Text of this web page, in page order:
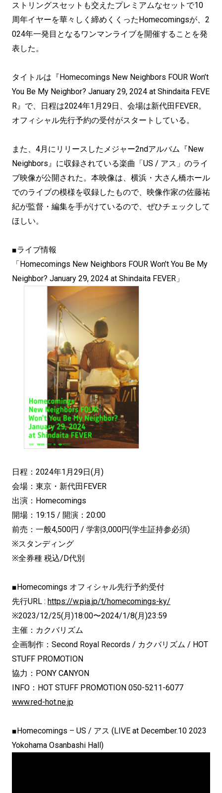
ストリングスセットも交えたプレミアムなセットで10
周年イヤーを華々しく締めくくったHomecomingsが、2
024年一発目となるワンマンライブを開催することを発
表した。
タイトルは『Homecomings New Neighbors FOUR Won’t
You Be My Neighbor? January 29, 2024 at Shindaita FEVE
R』で、日程は2024年1月29日、会場は新代田FEVER。
オフィシャル先行予約の受付がスタートしている。
また、4月にリリースしたメジャー2ndアルバム『New
Neighbors』に収録されている楽曲「US / アス」のライ
ブ映像が公開された。本映像は、横浜・大さん橋ホール
でのライブの模様を収録したもので、映像作家の佐藤祐
紀が監督・編集を手がけているので、ぜひチェックして
ほしい。
■ライブ情報
「Homecomings New Neighbors FOUR Won’t You Be My
Neighbor? January 29, 2024 at Shindaita FEVER」
日程：2024年1月29日(月)
会場：東京・新代田FEVER
出演：Homecomings
開場：19:15 / 開演：20:00
前売：一般4,500円 / 学割3,000円(学生証持参必須)
※スタンディング
※全券種 税込/D代別
■Homecomings オフィシャル先行予約受付
先行URL : https://w.pia.jp/t/homecomings-ky/
※2023/12/25(月)18:00〜2024/1/8(月)23:59
主催：カクバリズム
企画制作：Second Royal Records / カクバリズム / HOT
STUFF PROMOTION
協力：PONY CANYON
INFO：HOT STUFF PROMOTION 050-5211-6077
www.red-hot.ne.jp
■Homecomings – US / アス (LIVE at December.10 2023
Yokohama Osanbashi Hall)